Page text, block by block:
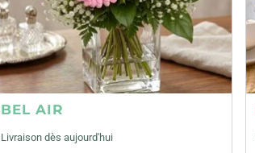
BEL AIR
Livraison dès aujourd'hui